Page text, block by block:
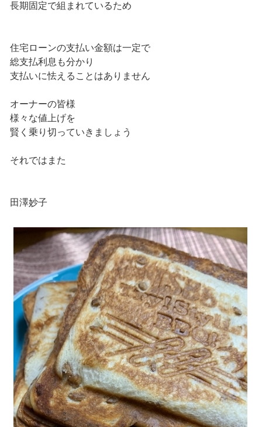
長期固定で組まれているため
住宅ローンの支払い金額は一定で
総支払利息も分かり
支払いに怯えることはありません
オーナーの皆様
様々な値上げを
賢く乗り切っていきましょう
それではまた
田澤妙子